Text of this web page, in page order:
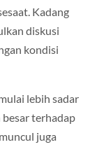
Kadang
diskusi
kondisi
lebih sadar
terhadap
juga